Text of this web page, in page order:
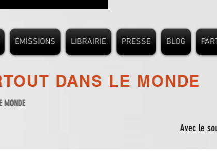
ÉMISSIONS LIBRAIRIE PRESSE BLOG
DANS LE MONDE
MONDE
Avec le